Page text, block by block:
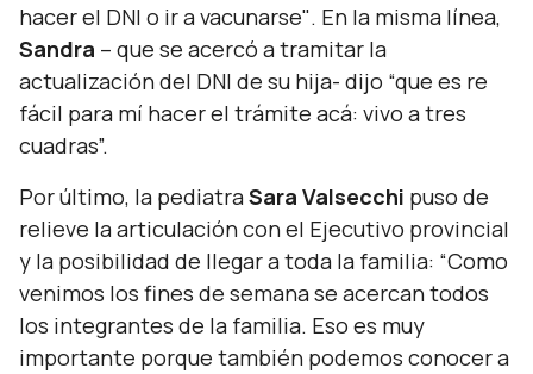
hacer el DNI o ir a vacunarse". En la misma línea,
Sandra – que se acercó a tramitar la
actualización del DNI de su hija- dijo “que es re
fácil para mí hacer el trámite acá: vivo a tres
cuadras”.
Por último, la pediatraSara Valsecchi puso de
relieve la articulación con el Ejecutivo provincial
y la posibilidad de llegar a toda la familia: “Como
venimos los fines de semana se acercan todos
los integrantes de la familia. Eso es muy
importante porque también podemos conocer a